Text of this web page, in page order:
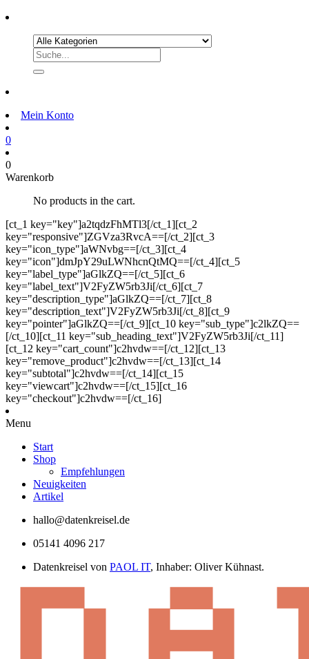
Mein Konto
0
0
Warenkorb
No products in the cart.
[ct_1 key="key"]a2tqdzFhMTl3[/ct_1][ct_2
key="responsive"]ZGVza3RvcA==[/ct_2][ct_3
key="icon_type"]aWNvbg==[/ct_3][ct_4
key="icon"]dmJpY29uLWNhcnQtMQ==[/ct_4][ct_5
key="label_type"]aGlkZQ==[/ct_5][ct_6
key="label_text"]V2FyZW5rb3Ji[/ct_6][ct_7
key="description_type"]aGlkZQ==[/ct_7][ct_8
key="description_text"]V2FyZW5rb3Ji[/ct_8][ct_9
key="pointer"]aGlkZQ==[/ct_9][ct_10 key="sub_type"]c2lkZQ==
[/ct_10][ct_11 key="sub_heading_text"]V2FyZW5rb3Ji[/ct_11]
[ct_12 key="cart_count"]c2hvdw==[/ct_12][ct_13
key="remove_product"]c2hvdw==[/ct_13][ct_14
key="subtotal"]c2hvdw==[/ct_14][ct_15
key="viewcart"]c2hvdw==[/ct_15][ct_16
key="checkout"]c2hvdw==[/ct_16]
Menu
Start
Shop
Empfehlungen
Neuigkeiten
Artikel
hallo@datenkreisel.de
05141 4096 217
Datenkreisel von PAOL IT, Inhaber: Oliver Kühnast.